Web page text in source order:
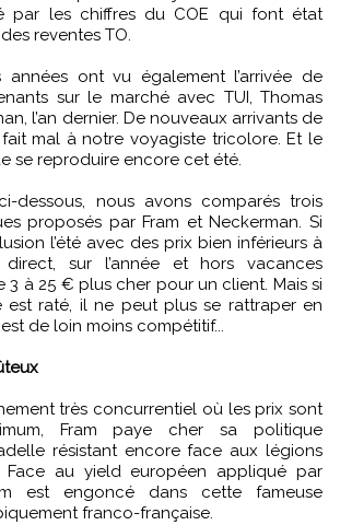
par les chiffres du COE qui font état
reventes TO.
années ont vu également l’arrivée de
sur le marché avec TUI, Thomas
l’an dernier. De nouveaux arrivants de
mal à notre voyagiste tricolore. Et le
se reproduire encore cet été.
dessous, nous avons comparés trois
proposés par Fram et Neckerman. Si
l’été avec des prix bien inférieurs à
sur l’année et hors vacances
3 à 25 € plus cher pour un client. Mais si
est raté, il ne peut plus se rattraper en
de loin moins compétitif...
très concurrentiel où les prix sont
Fram paye cher sa politique
résistant encore face aux légions
Face au yield européen appliqué par
est engoncé dans cette fameuse
franco-française.